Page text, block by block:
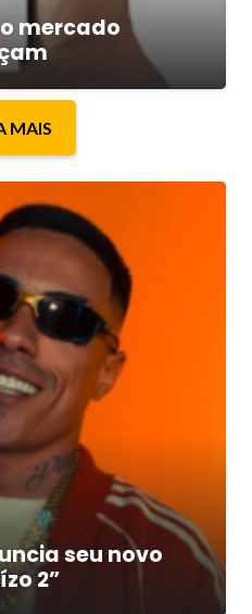
mercado
MAIS
seu novo
2”